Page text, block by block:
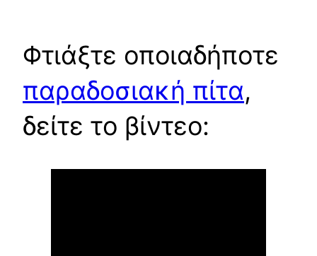
Φτιάξτε οποιαδήποτε
παραδοσιακή πίτα,
δείτε το βίντεο: